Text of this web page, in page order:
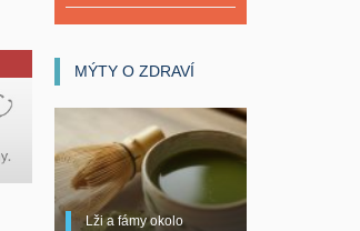
MÝTY O ZDRAVÍ
Lži a fámy okolo